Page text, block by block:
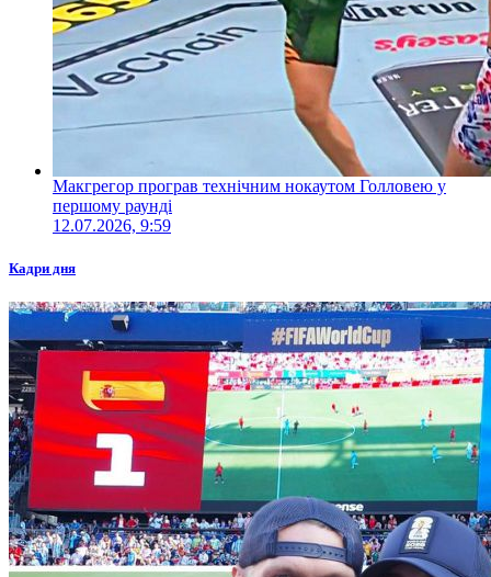
Макгрегор програв технічним нокаутом Голловею у
першому раунді
12.07.2026, 9:59
Кадри дня